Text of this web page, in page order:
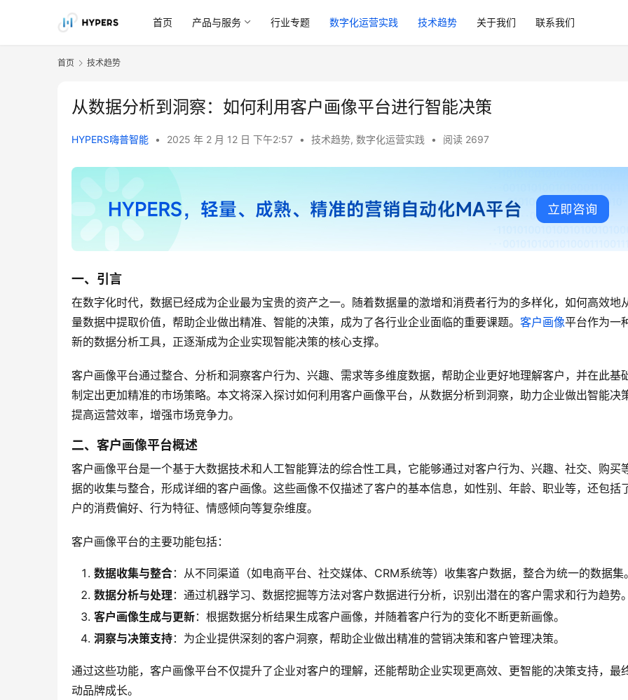
首页 产品与服务 行业专题 数字化运营实践 技术趋势 关于我们 联系我们
首页 技术趋势
从数据分析到洞察：如何利用客户画像平台进行智能决策
HYPERS嗨普智能 • 2025 年 2 月 12 日 下午2:57 • 技术趋势, 数字化运营实践 • 阅读 2697
一、引言
在数字化时代，数据已经成为企业最为宝贵的资产之一。随着数据量的激增和消费者行为的多样化，如何高效地
量数据中提取价值，帮助企业做出精准、智能的决策，成为了各行业企业面临的重要课题。 客户画像平台作为一
新的数据分析工具，正逐渐成为企业实现智能决策的核心支撑。
客户画像平台通过整合、分析和洞察客户行为、兴趣、需求等多维度数据，帮助企业更好地理解客户，并在此基
制定出更加精准的市场策略。本文将深入探讨如何利用客户画像平台，从数据分析到洞察，助力企业做出智能决策
提高运营效率，增强市场竞争力。
二、客户画像平台概述
客户画像平台是一个基于大数据技术和人工智能算法的综合性工具，它能够通过对客户行为、兴趣、社交、购买
据的收集与整合，形成详细的客户画像。这些画像不仅描述了客户的基本信息，如性别、年龄、职业等，还包括
户的消费偏好、行为特征、情感倾向等复杂维度。
客户画像平台的主要功能包括：
数据收集与整合：从不同渠道（如电商平台、社交媒体、CRM系统等）收集客户数据，整合为统一的数据集。
数据分析与处理 ：通过机器学习、数据挖掘等方法对客户数据进行分析，识别出潜在的客户需求和行为趋势。
客户画像生成与更新：根据数据分析结果生成客户画像，并随着客户行为的变化不断更新画像。
洞察与决策支持：为企业提供深刻的客户洞察，帮助企业做出精准的营销决策和客户管理决策。
通过这些功能，客户画像平台不仅提升了企业对客户的理解，还能帮助企业实现更高效、更智能的决策支持，最
动品牌成长。